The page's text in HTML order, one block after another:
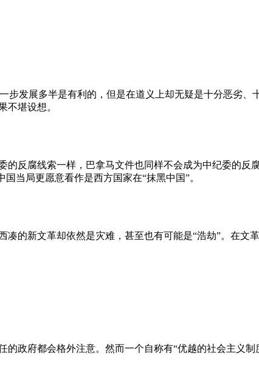
步发展多半是有利的，但是在道义上却无疑是十分恶劣
不堪设想。
的反腐线索一样，巴拿马文件也同样不会成为中纪委的
当局更愿意看作是西方国家在“抹黑中国”。
的新文革却依然是灾难，甚至也有可能是“浩劫”。在文
政府都会格外注意。然而一个自称有“优越的社会主义